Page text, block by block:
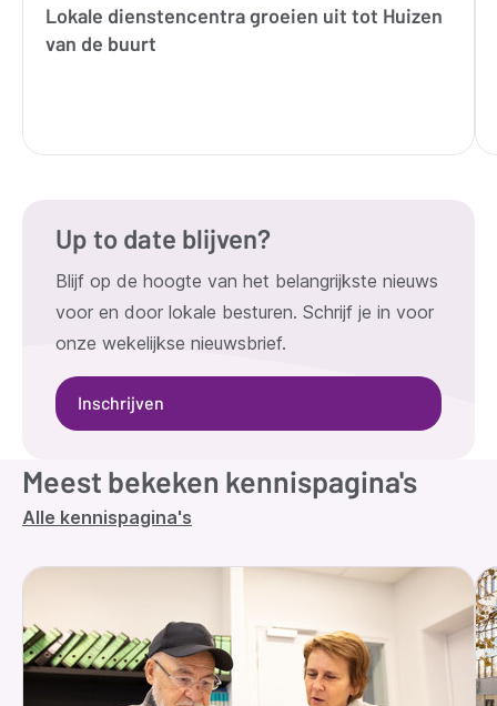
Lokale dienstencentra groeien uit tot Huizen
van de buurt
Up to date blijven?
Blijf op de hoogte van het belangrijkste nieuws
voor en door lokale besturen. Schrijf je in voor
onze wekelijkse nieuwsbrief.
Inschrijven
Meest bekeken kennispagina's
Alle kennispagina's